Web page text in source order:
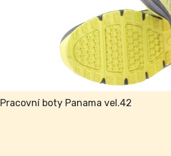
Pracovní boty Panama vel.42